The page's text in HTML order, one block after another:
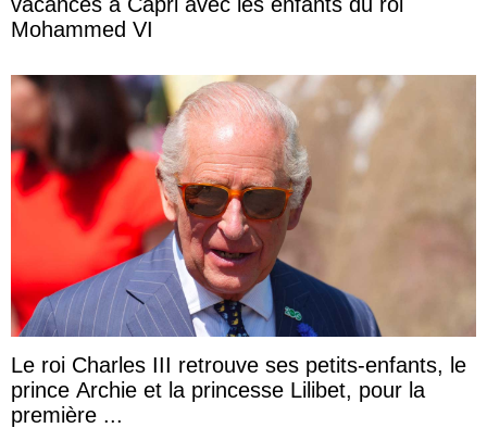
Mohammed VI
Le roi Charles III retrouve ses petits-enfants, le
prince Archie et la princesse Lilibet, pour la
première ...